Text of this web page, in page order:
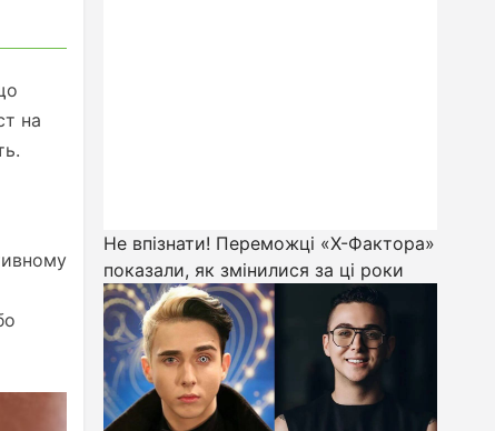
на
Не впізнати! Переможці «Х-Фактора»
показали, як змінилися за ці роки